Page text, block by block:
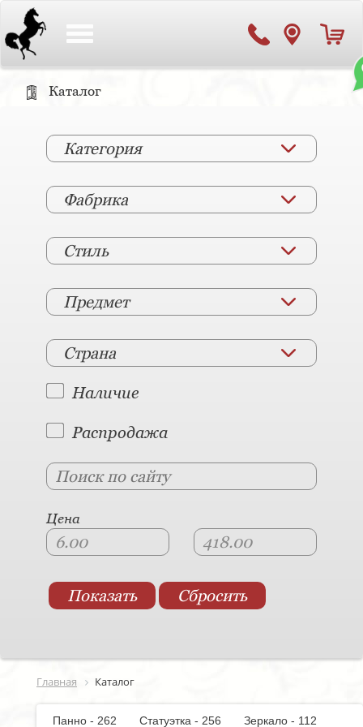
Каталог
Категория
Фабрика
Стиль
Предмет
Страна
Наличие
Распродажа
Цена
Главная Каталог
Панно - 262 Статуэтка - 256
Зеркало - 112